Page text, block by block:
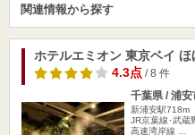
関連情報から探す
ホテルエミオン 東京ベイ ほ
4.3点/ 8 件
千葉県 / 浦安
新浦安駅718m
JR京葉線･武蔵
高速湾岸線 …